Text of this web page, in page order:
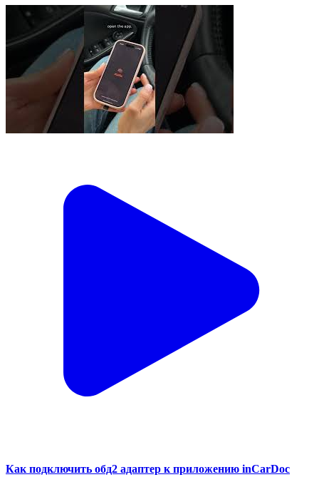
Как подключить обд2 адаптер к приложению inCarDoc